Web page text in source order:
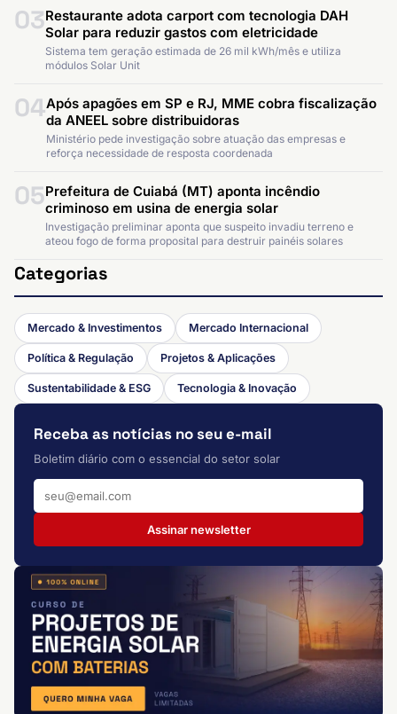
03Restaurante adota carport com tecnologia DAH
Solar para reduzir gastos com eletricidade
Sistema tem geração estimada de 26 mil kWh/mês e utiliza
módulos Solar Unit
04Após apagões em SP e RJ, MME cobra fiscalização
da ANEEL sobre distribuidoras
Ministério pede investigação sobre atuação das empresas e
reforça necessidade de resposta coordenada
05Prefeitura de Cuiabá (MT) aponta incêndio
criminoso em usina de energia solar
Investigação preliminar aponta que suspeito invadiu terreno e
ateou fogo de forma proposital para destruir painéis solares
Categorias
Mercado & Investimentos Mercado Internacional
Política & Regulação Projetos & Aplicações
Sustentabilidade & ESG Tecnologia & Inovação
Receba as notícias no seu e-mail
Boletim diário com o essencial do setor solar
Assinar newsletter